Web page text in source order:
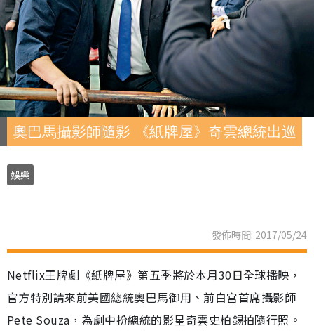
奧巴馬攝影師隨影 《紙牌屋》奇雲總統出巡
娛樂
發佈時間: 2017/05/24
Netflix王牌劇《紙牌屋》第五季將於本月30日全球播映，
官方特別請來前美國總統奧巴馬御用、前白宮首席攝影師
Pete Souza，為劇中扮總統的影星奇雲史柏錫拍隨行照。